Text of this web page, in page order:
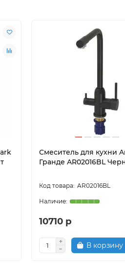
Смеситель для кухни
Гранде AR02016BL
AR02016BL
10710 р
В корзину